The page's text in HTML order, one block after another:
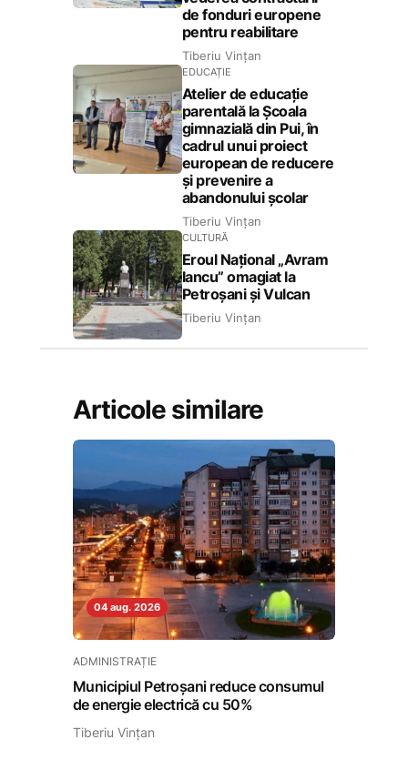
de fonduri europene
pentru reabilitare
Tiberiu Vințan
EDUCAȚIE
Atelier de educație
parentală la Școala
gimnazială din Pui, în
cadrul unui proiect
european de reducere
și prevenire a
abandonului școlar
Tiberiu Vințan
CULTURĂ
Eroul Național „Avram
Iancu” omagiat la
Petroșani și Vulcan
Tiberiu Vințan
Articole similare
04 aug. 2026
ADMINISTRAȚIE
Municipiul Petroșani reduce consumul
de energie electrică cu 50%
Tiberiu Vințan